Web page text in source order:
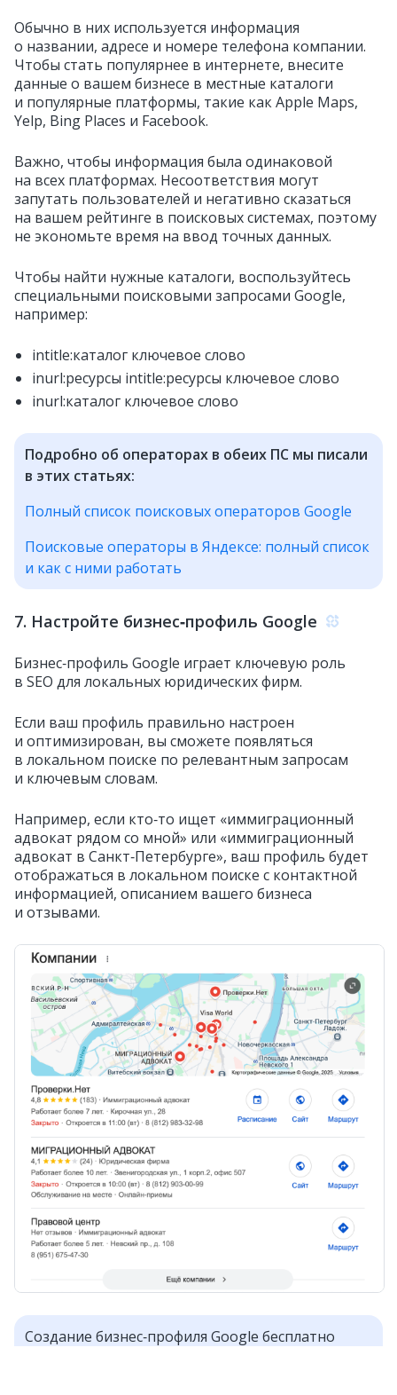
Обычно в них используется информация
о названии, адресе и номере телефона компании.
Чтобы стать популярнее в интернете, внесите
данные о вашем бизнесе в местные каталоги
и популярные платформы, такие как Apple Maps,
Yelp, Bing Places и Facebook.
Важно, чтобы информация была одинаковой
на всех платформах. Несоответствия могут
запутать пользователей и негативно сказаться
на вашем рейтинге в поисковых системах, поэтому
не экономьте время на ввод точных данных.
Чтобы найти нужные каталоги, воспользуйтесь
специальными поисковыми запросами Google,
например:
intitle:каталог ключевое слово
inurl:ресурсы intitle:ресурсы ключевое слово
inurl:каталог ключевое слово
Подробно об операторах в обеих ПС мы писали
в этих статьях:
Полный список поисковых операторов Google
Поисковые операторы в Яндексе: полный список
и как с ними работать
7. Настройте бизнес‑профиль Google
Бизнес‑профиль Google играет ключевую роль
в SEO для локальных юридических фирм.
Если ваш профиль правильно настроен
и оптимизирован, вы сможете появляться
в локальном поиске по релевантным запросам
и ключевым словам.
Например, если кто‑то ищет «иммиграционный
адвокат рядом со мной» или «иммиграционный
адвокат в Санкт‑Петербурге», ваш профиль будет
отображаться в локальном поиске с контактной
информацией, описанием вашего бизнеса
и отзывами.
Создание бизнес‑профиля Google бесплатно